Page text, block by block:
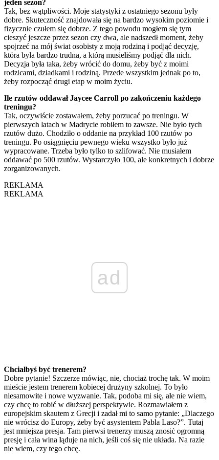
jeden sezon?
Tak, bez wątpliwości. Moje statystyki z ostatniego sezonu były
dobre. Skuteczność znajdowała się na bardzo wysokim poziomie i
fizycznie czułem się dobrze. Z tego powodu mogłem się tym
cieszyć jeszcze przez sezon czy dwa, ale nadszedł moment, żeby
spojrzeć na mój świat osobisty z moją rodziną i podjąć decyzję,
która była bardzo trudna, a którą musieliśmy podjąć dla nich.
Decyzja była taka, żeby wrócić do domu, żeby być z moimi
rodzicami, dziadkami i rodziną. Przede wszystkim jednak po to,
żeby rozpocząć drugi etap w moim życiu.
Ile rzutów oddawał Jaycee Carroll po zakończeniu każdego
treningu?
Tak, oczywiście zostawałem, żeby porzucać po treningu. W
pierwszych latach w Madrycie robiłem to zawsze. Nie było tych
rzutów dużo. Chodziło o oddanie na przykład 100 rzutów po
treningu. Po osiągnięciu pewnego wieku wszystko było już
wypracowane. Trzeba było tylko to szlifować. Nie musiałem
oddawać po 500 rzutów. Wystarczyło 100, ale konkretnych i dobrze
zorganizowanych.
REKLAMA
REKLAMA
ad
Chciałbyś być trenerem?
Dobre pytanie! Szczerze mówiąc, nie, chociaż trochę tak. W moim
mieście jestem trenerem kobiecej drużyny szkolnej. To było
niesamowite i nowe wyzwanie. Tak, podoba mi się, ale nie wiem,
czy chcę to robić w dłuższej perspektywie. Rozmawiałem z
europejskim skautem z Grecji i zadał mi to samo pytanie: „Dlaczego
nie wrócisz do Europy, żeby być asystentem Pabla Laso?”. Tutaj
jest mniejsza presja. Tam pierwsi trenerzy muszą znosić ogromną
presję i cała wina ląduje na nich, jeśli coś się nie układa. Na razie
nie wiem, czy tego chcę.